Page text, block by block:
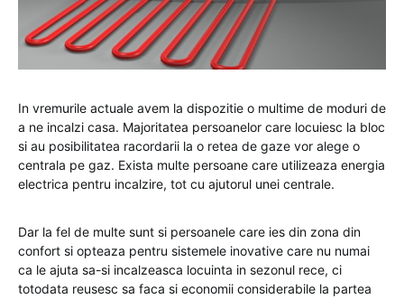
In vremurile actuale avem la dispozitie o multime de moduri de
a ne incalzi casa. Majoritatea persoanelor care locuiesc la bloc
si au posibilitatea racordarii la o retea de gaze vor alege o
centrala pe gaz. Exista multe persoane care utilizeaza energia
electrica pentru incalzire, tot cu ajutorul unei centrale.
Dar la fel de multe sunt si persoanele care ies din zona din
confort si opteaza pentru sistemele inovative care nu numai
ca le ajuta sa-si incalzeasca locuinta in sezonul rece, ci
totodata reusesc sa faca si economii considerabile la partea